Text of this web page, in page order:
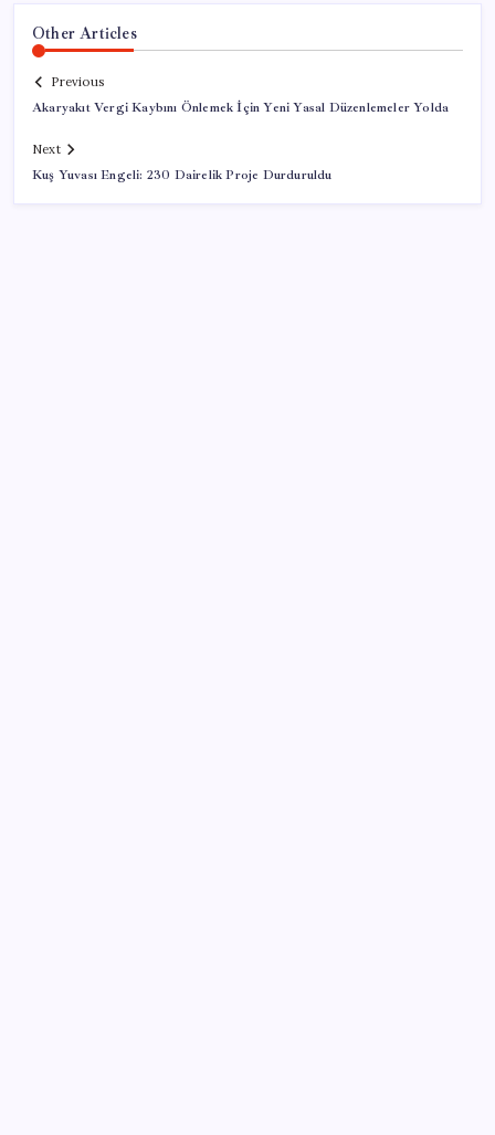
Other Articles
Previous
Akaryakıt Vergi Kaybını Önlemek İçin Yeni Yasal Düzenlemeler Yolda
Next
Kuş Yuvası Engeli: 230 Dairelik Proje Durduruldu